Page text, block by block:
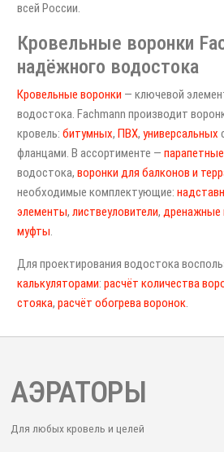
всей России.
Кровельные воронки
надёжного водостока
Кровельные воронки — ключевой
водостока. Fachmann производит
кровель:битумных,ПВХ,универсальных
фланцами. В ассортименте —
водостока,воронки для балконов и
необходимые комплектующие:
элементы,листвеуловители,дренажные
муфты.
Для проектирования водостока
калькуляторами:расчёт количества
стояка,расчёт обогрева воронок.
АЭРАТОРЫ
Для любых кровель и целей